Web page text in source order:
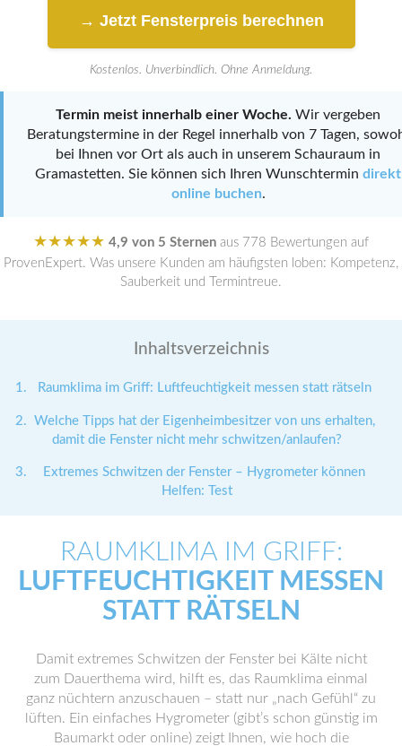
→ Jetzt Fensterpreis berechnen
Kostenlos. Unverbindlich. Ohne Anmeldung.
Termin meist innerhalb einer Woche. Wir vergeben
Beratungstermine in der Regel innerhalb von 7 Tagen,
bei Ihnen vor Ort als auch in unserem Schauraum in
Gramastetten. Sie können sich Ihren Wunschtermin direkt
online buchen.
★★★★★ 4,9 von 5 Sternen aus 778 Bewertungen auf
ProvenExpert. Was unsere Kunden am häufigsten loben: Kompetenz,
Sauberkeit und Termintreue.
Inhaltsverzeichnis
Raumklima im Griff: Luftfeuchtigkeit messen statt rätseln
Welche Tipps hat der Eigenheimbesitzer von uns erhalten,
damit die Fenster nicht mehr schwitzen/anlaufen?
Extremes Schwitzen der Fenster – Hygrometer können
Helfen: Test
RAUMKLIMA IM GRIFF:
LUFTFEUCHTIGKEIT MESSEN
STATT RÄTSELN
Damit extremes Schwitzen der Fenster bei Kälte nicht
zum Dauerthema wird, hilft es, das Raumklima einmal
ganz nüchtern anzuschauen – statt nur „nach Gefühl“ zu
lüften. Ein einfaches Hygrometer (gibt’s schon günstig im
Baumarkt oder online) zeigt Ihnen, wie hoch die